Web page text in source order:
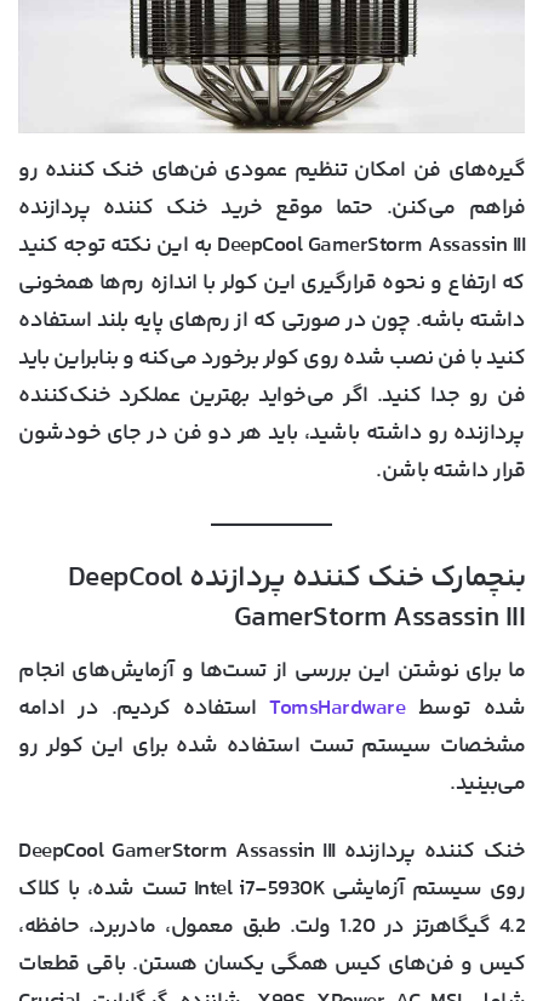
گیره‌های فن امکان تنظیم عمودی فن‌های خنک کننده رو
فراهم می‌کنن. حتما موقع خرید خنک کننده پردازنده
DeepCool GamerStorm Assassin III به این نکته توجه کنید
که ارتفاع و نحوه قرارگیری این کولر با اندازه رم‌ها همخونی
داشته باشه. چون در صورتی که از رم‌های پایه‌ بلند استفاده
کنید با فن نصب شده روی کولر برخورد می‌کنه و بنابراین باید
فن رو جدا کنید. اگر می‌خواید بهترین عملکرد خنک‌کننده
پردازنده رو داشته باشید، باید هر دو فن در جای خودشون
قرار داشته باشن.
بنچمارک خنک کننده پردازنده DeepCool
GamerStorm Assassin III
ما برای نوشتن این بررسی از تست‌ها و آزمایش‌های انجام
شده توسطTomsHardwareاستفاده کردیم. در ادامه
مشخصات سیستم تست استفاده شده برای این کولر رو
می‌بینید.
خنک کننده پردازنده DeepCool GamerStorm Assassin III
روی سیستم آزمایشی Intel i7-5930K تست شده، با کلاک
4.2 گیگاهرتز در 1.20 ولت. طبق معمول، مادربرد، حافظه،
کیس و فن‌های کیس همگی یکسان هستن. باقی قطعات